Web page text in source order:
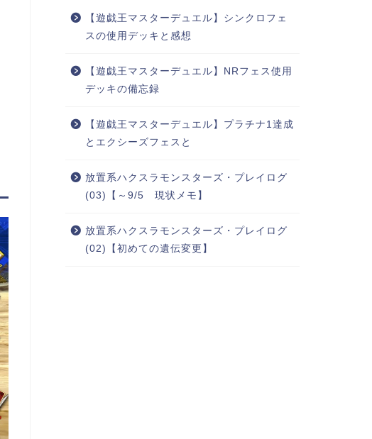
【遊戯王マスターデュエル】シンクロフェ
スの使用デッキと感想
【遊戯王マスターデュエル】NRフェス使用
デッキの備忘録
【遊戯王マスターデュエル】プラチナ1達成
とエクシーズフェスと
放置系ハクスラモンスターズ・プレイログ
(03)【～9/5 現状メモ】
放置系ハクスラモンスターズ・プレイログ
(02)【初めての遺伝変更】